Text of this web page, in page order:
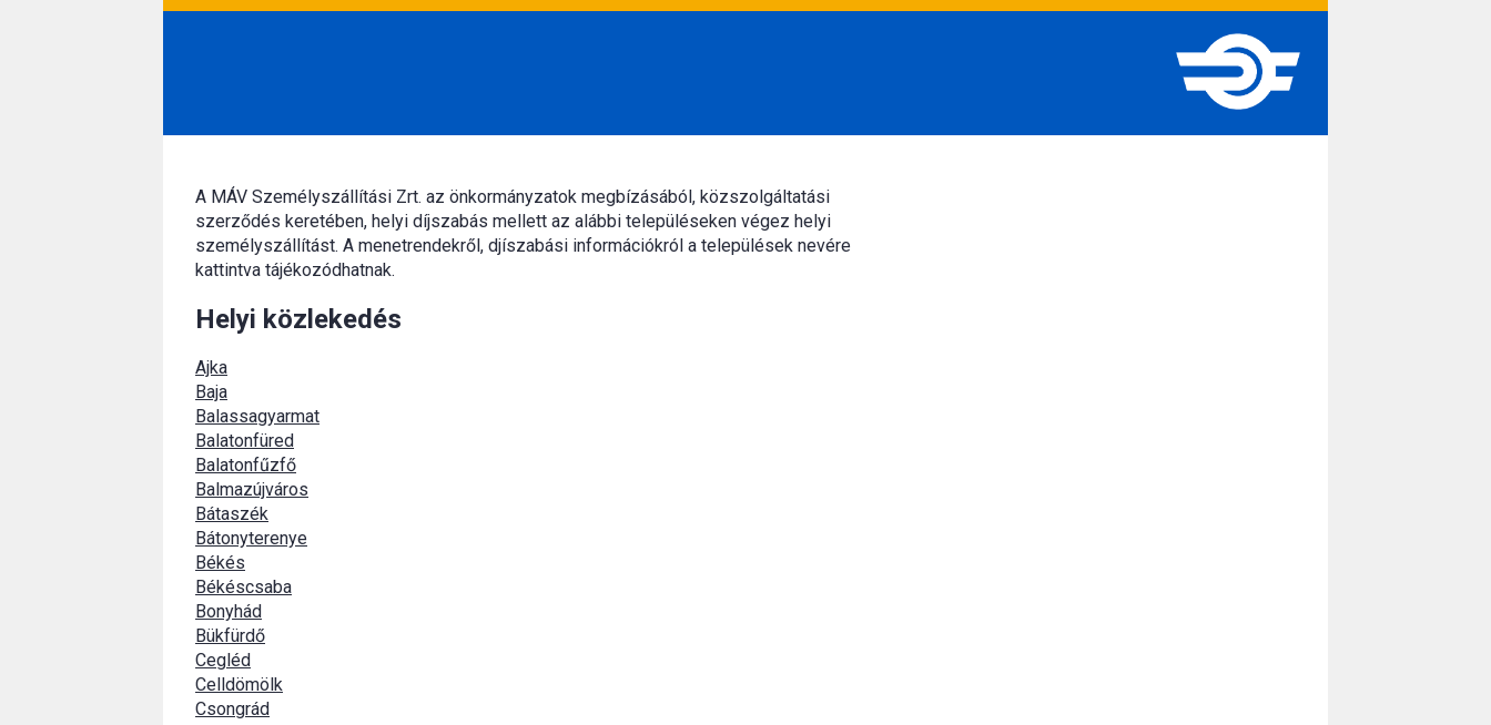
A MÁV Személyszállítási Zrt. az önkormányzatok megbízásából, közszolgáltatási
szerződés keretében, helyi díjszabás mellett az alábbi településeken végez helyi
személyszállítást. A menetrendekről, djíszabási információkról a települések nevére
kattintva tájékozódhatnak.
Helyi közlekedés
Ajka
Baja
Balassagyarmat
Balatonfüred
Balatonfűzfő
Balmazújváros
Bátaszék
Bátonyterenye
Békés
Békéscsaba
Bonyhád
Bükfürdő
Cegléd
Celldömölk
Csongrád